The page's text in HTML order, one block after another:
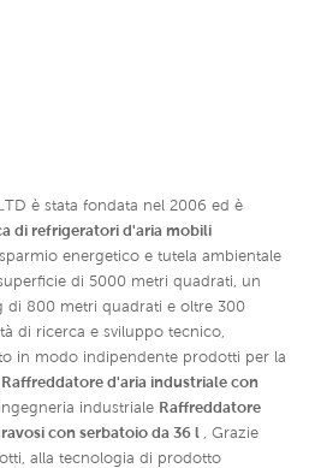
è stata fondata nel 2006 ed è
di refrigeratori d'aria mobili
energetico e tutela ambientale
di 5000 metri quadrati, un
di 800 metri quadrati e oltre 300
di ricerca e sviluppo tecnico,
in modo indipendente prodotti per la
Raffreddatore d'aria industriale con
industriale Raffreddatore
con serbatoio da 36 l
Grazie
alla tecnologia di prodotto